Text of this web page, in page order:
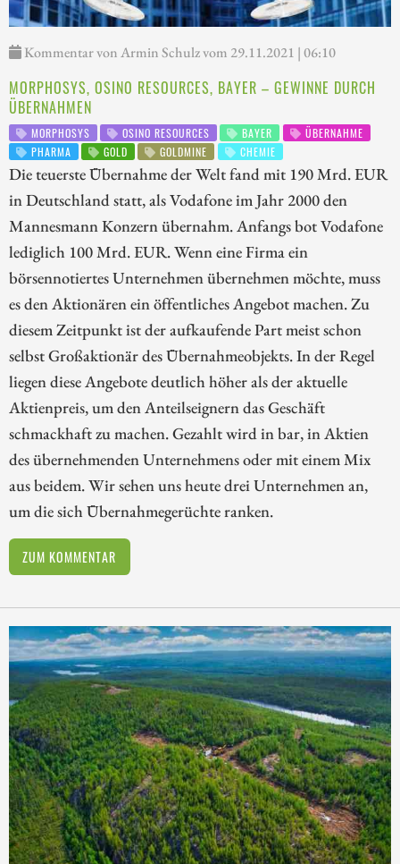
Kommentar von Armin Schulz vom 29.11.2021 | 06:10
MORPHOSYS, OSINO RESOURCES, BAYER – GEWINNE DURCH
ÜBERNAHMEN
MORPHOSYS OSINO RESOURCES BAYER
ÜBERNAHME
PHARMA
GOLD GOLDMINE CHEMIE
Die teuerste Übernahme der Welt fand mit 190 Mrd. EUR
in Deutschland statt, als Vodafone im Jahr 2000 den
Mannesmann Konzern übernahm. Anfangs bot Vodafone
lediglich 100 Mrd. EUR. Wenn eine Firma ein
börsennotiertes Unternehmen übernehmen möchte, muss
es den Aktionären ein öffentliches Angebot machen. Zu
diesem Zeitpunkt ist der aufkaufende Part meist schon
selbst Großaktionär des Übernahmeobjekts. In der Regel
liegen diese Angebote deutlich höher als der aktuelle
Aktienpreis, um den Anteilseignern das Geschäft
schmackhaft zu machen. Gezahlt wird in bar, in Aktien
des übernehmenden Unternehmens oder mit einem Mix
aus beidem. Wir sehen uns heute drei Unternehmen an,
um die sich Übernahmegerüchte ranken.
ZUM KOMMENTAR